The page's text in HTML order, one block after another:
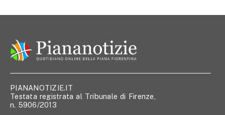
PIANANOTIZIE.IT
Testata registrata al Tribunale di Firenze,
n. 5906/2013